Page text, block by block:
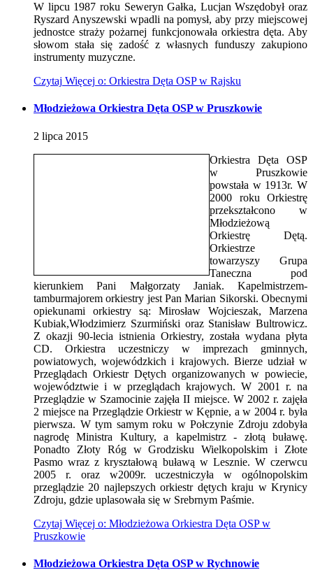
W lipcu 1987 roku Seweryn Gałka, Lucjan Wszędobył oraz
Ryszard Anyszewski wpadli na pomysł, aby przy miejscowej
jednostce straży pożarnej funkcjonowała orkiestra dęta. Aby
słowom stała się zadość z własnych funduszy zakupiono
instrumenty muzyczne.
Czytaj Więcej o: Orkiestra Dęta OSP w Rajsku
Młodzieżowa Orkiestra Dęta OSP w Pruszkowie
2 lipca 2015
Orkiestra Dęta OSP
w Pruszkowie
powstała w 1913r. W
2000 roku Orkiestrę
przekształcono w
Młodzieżową
Orkiestrę Dętą.
Orkiestrze
towarzyszy Grupa
Taneczna pod
kierunkiem Pani Małgorzaty Janiak. Kapelmistrzem-
tamburmajorem orkiestry jest Pan Marian Sikorski. Obecnymi
opiekunami orkiestry są: Mirosław Wojcieszak, Marzena
Kubiak,Włodzimierz Szurmiński oraz Stanisław Bultrowicz.
Z okazji 90-lecia istnienia Orkiestry, została wydana płyta
CD. Orkiestra uczestniczy w imprezach gminnych,
powiatowych, wojewódzkich i krajowych. Bierze udział w
Przeglądach Orkiestr Dętych organizowanych w powiecie,
województwie i w przeglądach krajowych. W 2001 r. na
Przeglądzie w Szamocinie zajęła II miejsce. W 2002 r. zajęła
2 miejsce na Przeglądzie Orkiestr w Kępnie, a w 2004 r. była
pierwsza. W tym samym roku w Połczynie Zdroju zdobyła
nagrodę Ministra Kultury, a kapelmistrz - złotą buławę.
Ponadto Złoty Róg w Grodzisku Wielkopolskim i Złote
Pasmo wraz z kryształową buławą w Lesznie. W czerwcu
2005 r. oraz w2009r. uczestniczyła w ogólnopolskim
przeglądzie 20 najlepszych orkiestr dętych kraju w Krynicy
Zdroju, gdzie uplasowała się w Srebrnym Paśmie.
Czytaj Więcej o: Młodzieżowa Orkiestra Dęta OSP w
Pruszkowie
Młodzieżowa Orkiestra Dęta OSP w Rychnowie